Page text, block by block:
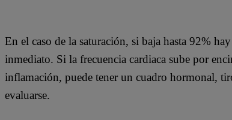
En el caso de la saturación, si baja hasta 92%
inmediato. Si la frecuencia cardiaca sube por
inflamación, puede tener un cuadro hormonal,
evaluarse.